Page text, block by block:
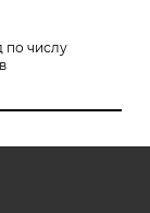
по числу